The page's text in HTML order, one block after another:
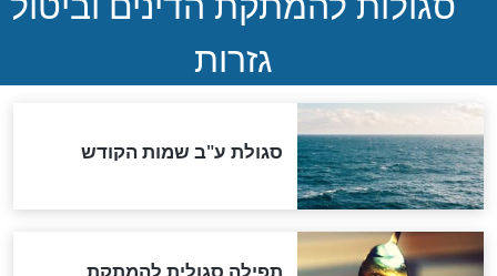
המסמך האבוד שנחשף
במרתפי מוסקבה: כתב היד
הנדיר של הרשב"ם התגלה
שורדת השואה שחוגגת 100:
"מודה לקב"ה על כל השנים"